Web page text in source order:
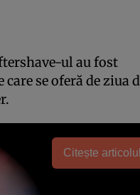
ul au fost
se oferă de ziua
Citește articolul